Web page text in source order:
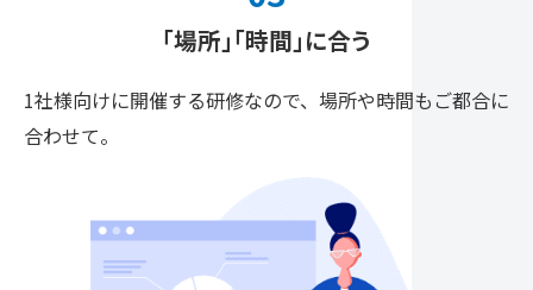
「場所」「時間」に合う
1社様向けに開催する研修なので、場所や時間も ご都合に
合わせて。